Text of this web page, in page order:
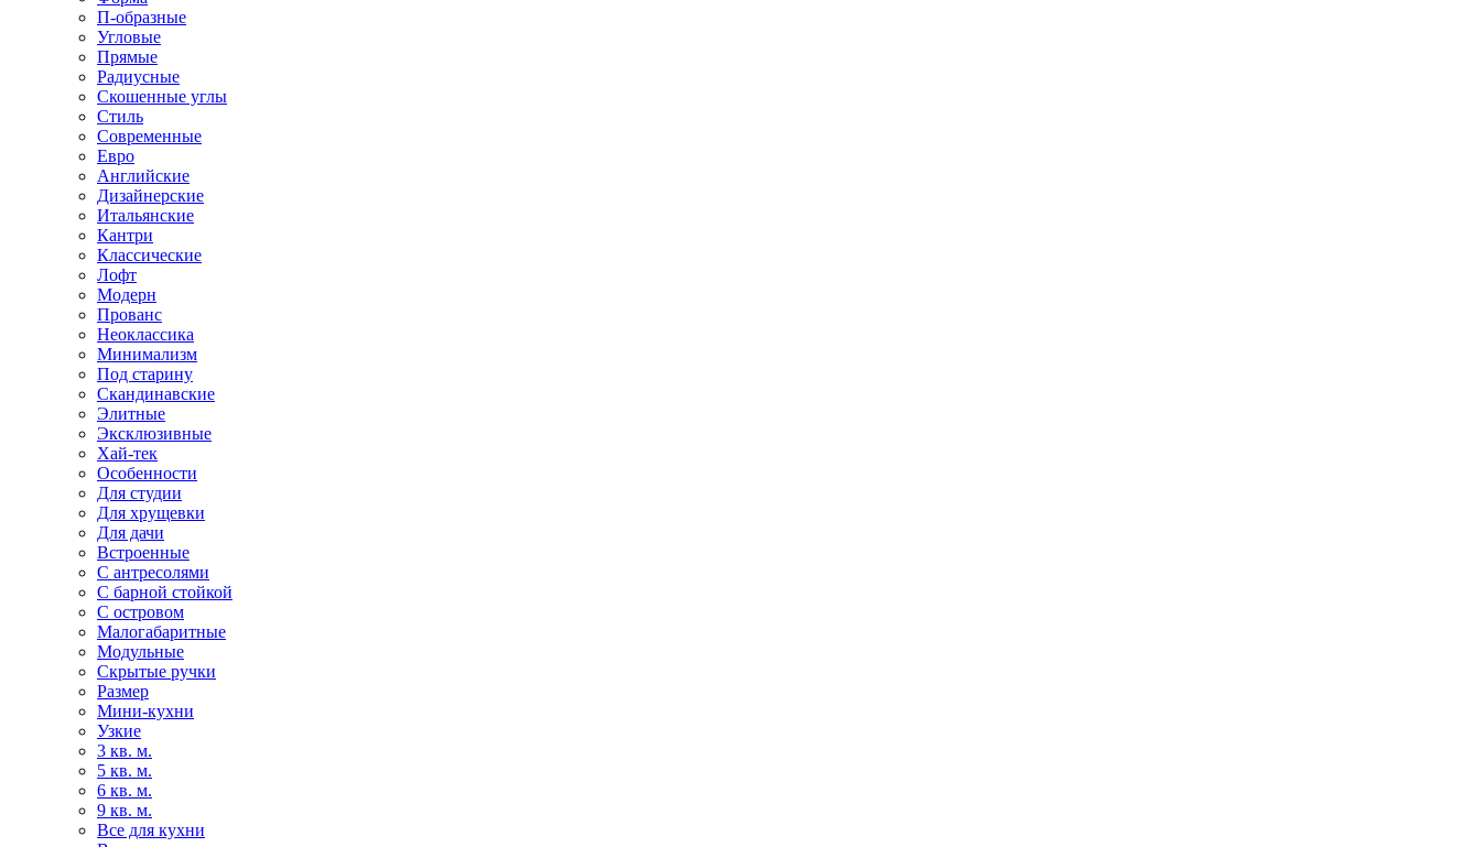
П-образные
Угловые
Прямые
Радиусные
Скошенные углы
Стиль
Современные
Евро
Английские
Дизайнерские
Итальянские
Кантри
Классические
Лофт
Модерн
Прованс
Неоклассика
Минимализм
Под старину
Скандинавские
Элитные
Эксклюзивные
Хай-тек
Особенности
Для студии
Для хрущевки
Для дачи
Встроенные
С антресолями
С барной стойкой
С островом
Малогабаритные
Модульные
Скрытые ручки
Размер
Мини-кухни
Узкие
3 кв. м.
5 кв. м.
6 кв. м.
9 кв. м.
Все для кухни